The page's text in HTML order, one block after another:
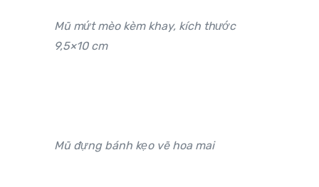
Mũ mứt mèo kèm khay, kích thước
9,5×10 cm
Mũ đựng bánh kẹo vẽ hoa mai